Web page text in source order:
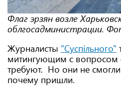
Флаг эрзян возле
облгосадминистрации.
Журналисты "Суспільного"
митингующим с вопросом
требуют. Но они не
почему пришли.